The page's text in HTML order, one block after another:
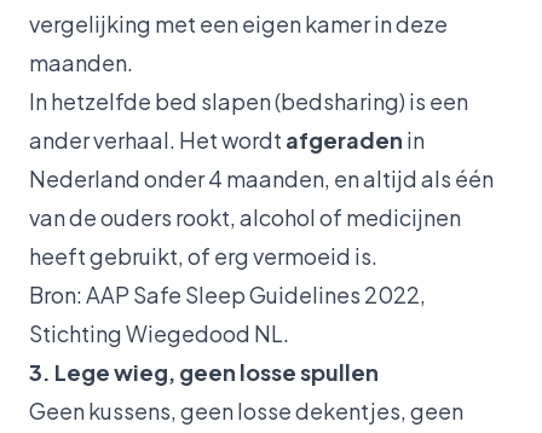
vergelijking met een eigen kamer in deze
maanden.
In hetzelfde bed slapen (bedsharing) is een
ander verhaal. Het wordt afgeraden in
Nederland onder 4 maanden, en altijd als één
van de ouders rookt, alcohol of medicijnen
heeft gebruikt, of erg vermoeid is.
Bron: AAP Safe Sleep Guidelines 2022,
Stichting Wiegedood NL.
3. Lege wieg, geen losse spullen
Geen kussens, geen losse dekentjes, geen